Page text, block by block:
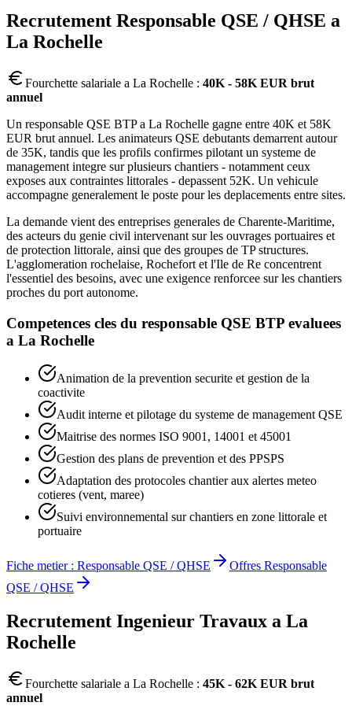
Recrutement Responsable QSE / QHSE a
La Rochelle
Fourchette salariale a La Rochelle : 40K - 58K EUR brut
annuel
Un responsable QSE BTP a La Rochelle gagne entre 40K et 58K
EUR brut annuel. Les animateurs QSE debutants demarrent autour
de 35K, tandis que les profils confirmes pilotant un systeme de
management integre sur plusieurs chantiers - notamment ceux
exposes aux contraintes littorales - depassent 52K. Un vehicule
accompagne generalement le poste pour les deplacements entre sites.
La demande vient des entreprises generales de Charente-Maritime,
des acteurs du genie civil intervenant sur les ouvrages portuaires et
de protection littorale, ainsi que des groupes de TP structures.
L'agglomeration rochelaise, Rochefort et l'Ile de Re concentrent
l'essentiel des besoins, avec une exigence renforcee sur les chantiers
proches du port autonome.
Competences cles du responsable QSE BTP evaluees
a La Rochelle
Animation de la prevention securite et gestion de la
coactivite
Audit interne et pilotage du systeme de management QSE
Maitrise des normes ISO 9001, 14001 et 45001
Gestion des plans de prevention et des PPSPS
Adaptation des protocoles chantier aux alertes meteo
cotieres (vent, maree)
Suivi environnemental sur chantiers en zone littorale et
portuaire
Fiche metier : Responsable QSE / QHSE Offres Responsable
QSE / QHSE
Recrutement Ingenieur Travaux a La
Rochelle
Fourchette salariale a La Rochelle : 45K - 62K EUR brut
annuel